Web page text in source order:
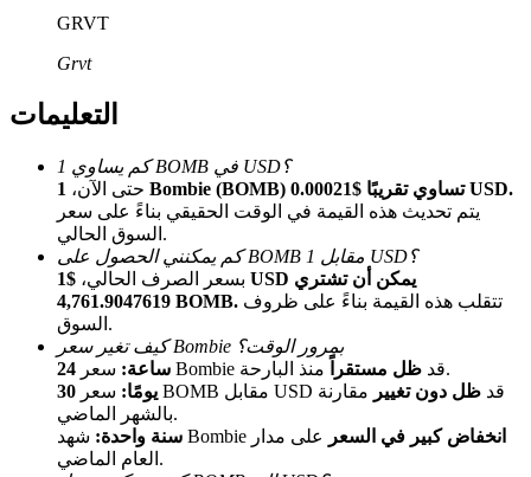
الإحالة
قم بدعوة صديق لتحصل على مكافآت نقدية
BTC Welcome Rewards
GRVT
Grvt
التعليمات
كم يساوي 1 BOMB في USD؟
حتى الآن،
1 Bombie (BOMB) تساوي تقريبًا $0.00021 USD.
يتم تحديث هذه القيمة في الوقت الحقيقي بناءً على سعر
السوق الحالي.
كم يمكنني الحصول على BOMB مقابل 1 USD؟
بسعر الصرف الحالي،
$1 USD يمكن أن تشتري
4,761.9047619 BOMB.
السوق.
كيف تغير سعر Bombie بمرور الوقت؟
24 ساعة:
سعر Bombie قد ظل مستقراً
منذ البارحة.
30 يومًا:
سعر BOMB مقابل USD قد ظل دون تغيير مقارنة
بالشهر الماضي.
سنة واحدة: شهد Bombie انخفاض كبير في السعر
على مدار
العام الماضي.